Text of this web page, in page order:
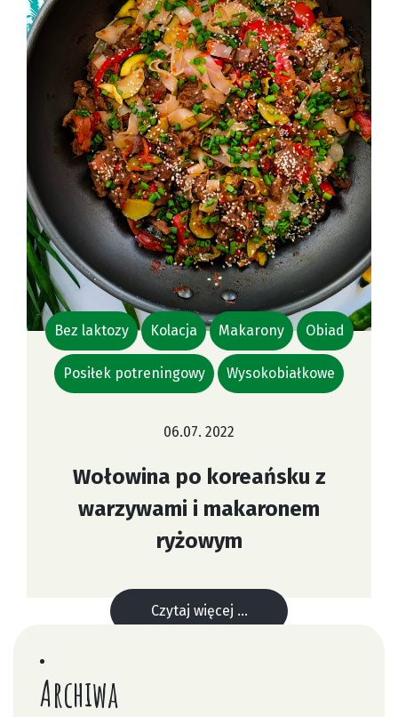
Bez laktozy Kolacja Makarony Obiad
Posiłek potreningowy Wysokobiałkowe
06.07. 2022
Wołowina po koreańsku z
warzywami i makaronem
ryżowym
Czytaj więcej ...
Archiwa